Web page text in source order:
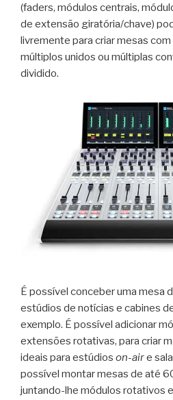
(faders, módulos centrais,
de extensão giratória/chave)
livremente para criar mesas com
múltiplos unidos ou múltiplas
dividido.
É possível conceber uma mesa
estúdios de notícias e cabines
exemplo. É possível adicionar
extensões rotativas, para criar
ideais para estúdios on-aire
possível montar mesas de até
juntando-lhe módulos rotativos